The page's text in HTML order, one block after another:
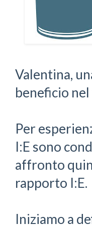
Valentina,
beneficio
Per
I:E sono
affronto
rapporto I:E.
Iniziamo a